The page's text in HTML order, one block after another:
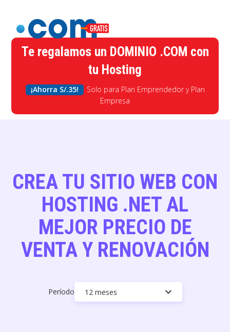
Te regalamos un DOMINIO .COM con
tu Hosting
¡Ahorra S/.35!
Solo para Plan Emprendedor y Plan
Empresa
CREA TU SITIO WEB CON
HOSTING .NET AL
MEJOR PRECIO DE
VENTA Y RENOVACIÓN
Período 12 meses keyboard_arrow_down